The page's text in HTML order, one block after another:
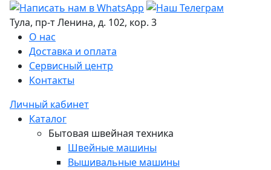
Тула, пр-т Ленина, д. 102, кор. 3
О нас
Доставка и оплата
Сервисный центр
Контакты
Личный кабинет
Каталог
Бытовая швейная техника
Швейные машины
Вышивальные машины